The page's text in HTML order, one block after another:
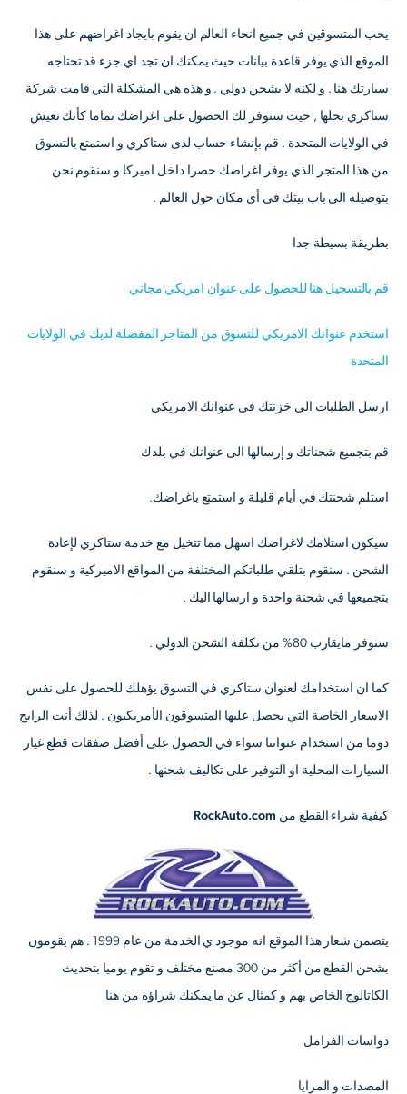
يحب المتسوقين في جميع انحاء العالم ان يقوم بايجاد اغراضهم على هذا
الموقع الذي يوفر قاعدة بيانات حيث يمكنك ان تجد اي جزء قد تحتاجه
سيارتك هنا . و لكنه لا يشحن دولي . و هذه هي المشكلة التي قامت شركة
ستاكري بحلها , حيث ستوفر لك الحصول على اغراضك تماما كأنك تعيش
في الولايات المتحدة . قم بإنشاء حساب لدى ستاكري و استمتع بالتسوق
من هذا المتجر الذي يوفر اغراضك حصرا داخل اميركا و سنقوم نحن
بتوصيله الى باب بيتك في أي مكان حول العالم .
بطريقة بسيطة جدا
قم بالتسجيل هنا للحصول على عنوان امريكي مجاني
استخدم عنوانك الامريكي للتسوق من المتاجر المفضلة لديك في الولايات
المتحدة
ارسل الطلبات الى خزنتك في عنوانك الامريكي
قم بتجميع شحناتك و إرسالها الى عنوانك في بلدك
استلم شحنتك في أيام قليلة و استمتع باغراضك.
سيكون استلامك لاغراضك اسهل مما تتخيل مع خدمة ستاكري لإعادة
الشحن . سنقوم بتلقي طلباتكم المختلفة من المواقع الاميركية و سنقوم
بتجميعها في شحنة واحدة و ارسالها اليك .
ستوفر مايقارب 80% من تكلفة الشحن الدولي .
كما ان استخدامك لعنوان ستاكري في التسوق يؤهلك للحصول على نفس
الاسعار الخاصة التي يحصل عليها المتسوقون الأمريكيون . لذلك أنت الرابح
دوما من استخدام عنواننا سواء في الحصول على أفضل صفقات قطع غيار
السيارات المحلية او التوفير على تكاليف شحنها .
كيفية شراء القطع من RockAuto.com
يتضمن شعار هذا الموقع انه موجود ي الخدمة من عام 1999 . هم يقومون
بشحن القطع من أكثر من 300 مصنع مختلف و تقوم يوميا بتحديث
الكاتالوج الخاص بهم و كمثال عن ما يمكنك شراؤه من هنا
دواسات الفرامل
المصدات و المرايا